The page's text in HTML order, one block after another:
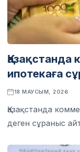
ипотекаға
18 МАУСЫМ, 2026
Қазақстанда
деген сұраныс